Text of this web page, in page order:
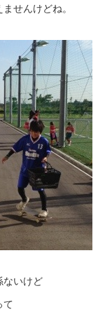
せんけどね。
ないけど
て